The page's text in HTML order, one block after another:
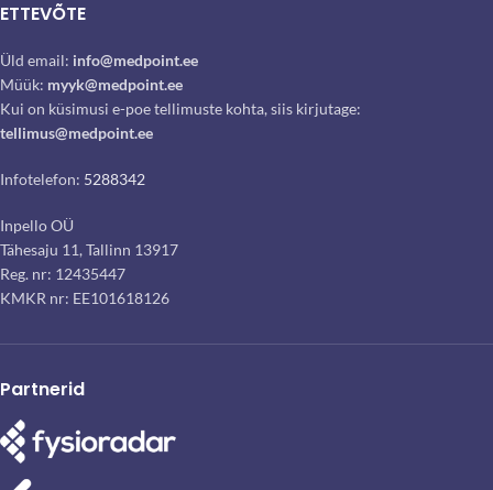
ETTEVÕTE
Üld email: info@medpoint.ee
Müük: myyk@medpoint.ee
Kui on küsimusi e-poe tellimuste kohta, siis kirjutage:
tellimus@medpoint.ee
Infotelefon: 5288342
Inpello OÜ
Tähesaju 11, Tallinn 13917
Reg. nr: 12435447
KMKR nr: EE101618126
Partnerid